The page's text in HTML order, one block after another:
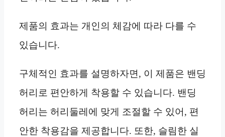
제품의 효과는 개인의 체감에 따라 다를 수
있습니다.
구체적인 효과를 설명하자면, 이 제품은 밴딩
허리로 편안하게 착용할 수 있습니다. 밴딩
허리는 허리둘레에 맞게 조절할 수 있어, 편
안한 착용감을 제공합니다. 또한, 슬림한 실